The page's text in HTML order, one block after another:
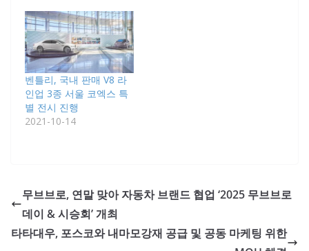
벤틀리, 국내 판매 V8 라
인업 3종 서울 코엑스 특
별 전시 진행
2021-10-14
무브브로, 연말 맞아 자동차 브랜드 협업 ‘2025 무브브로
데이 & 시승회’ 개최
타타대우, 포스코와 내마모강재 공급 및 공동 마케팅 위한